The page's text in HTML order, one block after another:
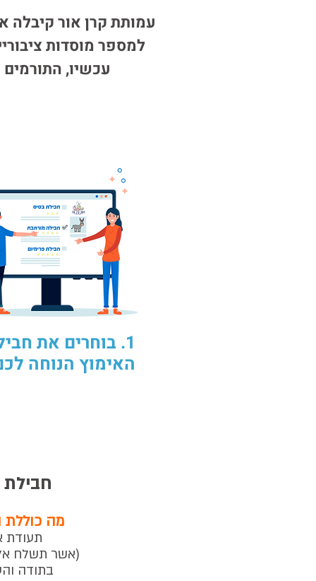
עכשיו, התורמים
1. בוחרים את
האימוץ הנוחה
מה כוללת
תעודת
(אשר תשלח
בתודה